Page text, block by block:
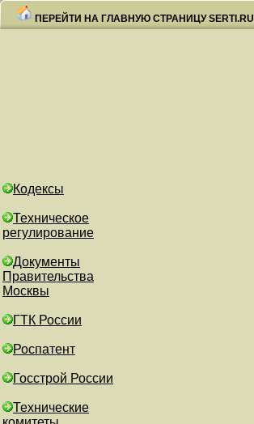
ПЕРЕЙТИ НА ГЛАВНУЮ СТРАНИЦУ SERTI.RU
Кодексы
Техническое
регулирование
Документы
Правительства
Москвы
ГТК России
Роспатент
Госстрой России
Технические